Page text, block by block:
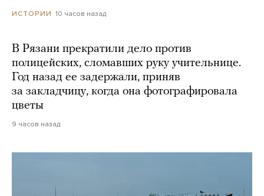
ИСТОРИИ 10 часов назад
В Рязани прекратили дело против
полицейских, сломавших руку учительнице.
Год назад ее задержали, приняв
за закладчицу, когда она фотографировала
цветы
9 часов назад